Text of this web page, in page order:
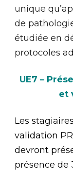
unique
de
étudiée en
protocoles
UE7 –
et
Les
validation
devront
présence de